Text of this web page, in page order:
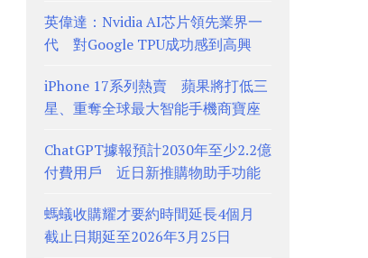
英偉達：Nvidia AI芯片領先業界一
代 對Google TPU成功感到高興
iPhone 17系列熱賣 蘋果將打低三
星、重奪全球最大智能手機商寶座
ChatGPT據報預計2030年至少2.2億
付費用戶 近日新推購物助手功能
螞蟻收購耀才要約時間延長4個月
截止日期延至2026年3月25日